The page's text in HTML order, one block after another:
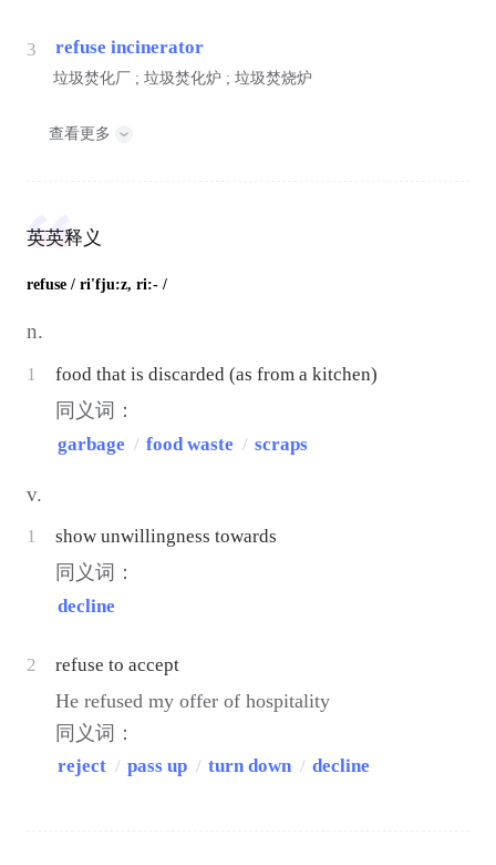
3 refuse incinerator
垃圾焚化厂 ; 垃圾焚化炉 ; 垃圾焚烧炉
查看更多
英英释义
refuse / ri'fju:z, ri:- /
n.
1 food that is discarded (as from a kitchen)
同义词：
garbage / food waste / scraps
v.
1 show unwillingness towards
同义词：
decline
2 refuse to accept
He refused my offer of hospitality
同义词：
reject / pass up / turn down / decline